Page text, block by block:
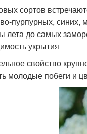
сортов
пурпурных, синих,
лета до самых
укрытия
свойство
молодые побеги и